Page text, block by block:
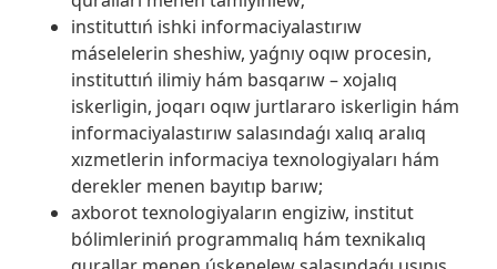
instituttıń ishki informaciyalastırıw
máselelerin sheshiw, yaǵnıy oqıw procesin,
instituttıń ilimiy hám basqarıw – xojalıq
iskerligin, joqarı oqıw jurtlararo iskerligin hám
informaciyalastırıw salasındaǵı xalıq aralıq
xızmetlerin informaciya texnologiyaları hám
derekler menen bayıtıp barıw;
axborot texnologiyaların engiziw, institut
bólimleriniń programmalıq hám texnikalıq